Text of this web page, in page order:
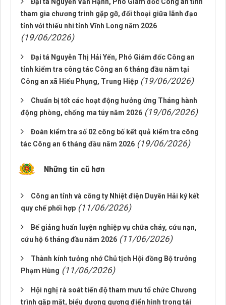
tham gia chương trình gặp gỡ, đối thoại giữa lãnh đạo
tỉnh với thiếu nhi tỉnh Vĩnh Long năm 2026
(19/06/2026)
Đại tá Nguyễn Thị Hải Yến, Phó Giám đốc Công an
tỉnh kiểm tra công tác Công an 6 tháng đầu năm tại
Công an xã Hiếu Phụng, Trung Hiệp (19/06/2026)
Chuẩn bị tốt các hoạt động hưởng ứng Tháng hành
động phòng, chống ma túy năm 2026 (19/06/2026)
Đoàn kiểm tra số 02 công bố kết quả kiểm tra công
tác Công an 6 tháng đầu năm 2026 (19/06/2026)
Những tin cũ hơn
Công an tỉnh và công ty Nhiệt điện Duyên Hải ký kết
quy chế phối hợp (11/06/2026)
Bế giảng huấn luyện nghiệp vụ chữa cháy, cứu nạn,
cứu hộ 6 tháng đầu năm 2026 (11/06/2026)
Thành kính tưởng nhớ Chủ tịch Hội đồng Bộ trưởng
Phạm Hùng (11/06/2026)
Hội nghị rà soát tiến độ tham mưu tổ chức Chương
trình gặp mặt, biểu dương gương điển hình trong tái